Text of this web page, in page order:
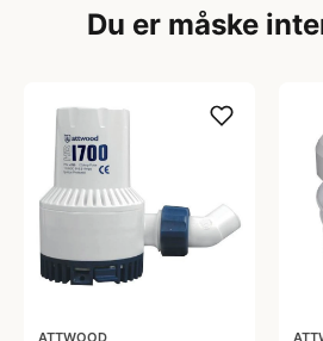
Du er måske
ATTWOOD